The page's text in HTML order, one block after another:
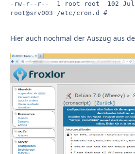
-rw-r--r--  1 root root  102 Jul
root@srv003 /etc/cron.d #
Hier auch nochmal der Auszug aus